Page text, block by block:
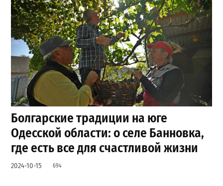
Болгарские традиции на юге
Одесской области: о селе Банновка,
где есть все для счастливой жизни
2024-10-15 694